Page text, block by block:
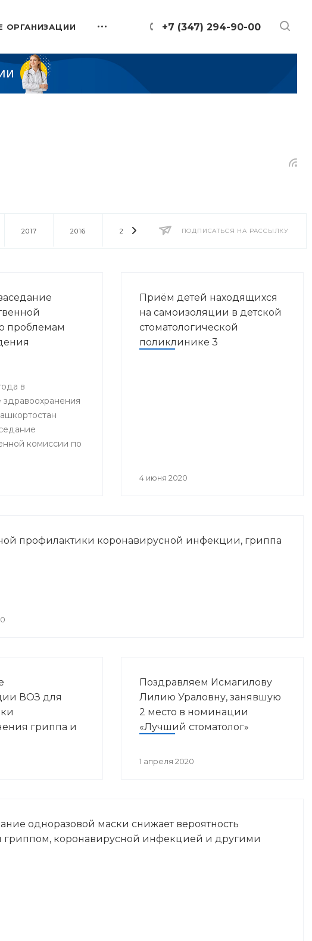
+7 (347) 294-90-00
ОРГАНИЗАЦИИ
ПОДПИСАТЬСЯ НА РАССЫЛКУ
2017 2016 2014 2013 2012 2011
проблемам
в
здравоохранения
комиссии по
нем приняли
Приём детей находящихся
на самоизоляции в детской
стоматологической
поликлинике 3
4 июня 2020
профилактики коронавирусной инфекции, гриппа
ВОЗ для
гриппа и
Поздравляем Исмагилову
Лилию Ураловну, занявшую
2 место в номинации
«Лучший стоматолог»
1 апреля 2020
одноразовой маски снижает вероятность
гриппом, коронавирусной инфекцией и другими